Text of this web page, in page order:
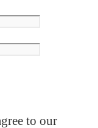
to our